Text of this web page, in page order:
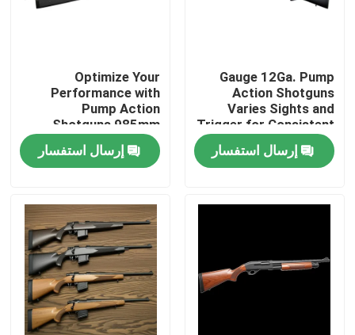
مراقبة الجودة
اتصل بنا
بنادق العمل بمضخة
Gauge 12Ga. Pump
Action Shotguns
Varies Sights and
Trigger for Consistent
Performance
إرسال استفسار
Optimize Your
Performance with
Pump Action
Shotguns 985mm
Overall Length and
Pump Action
إرسال استفسار